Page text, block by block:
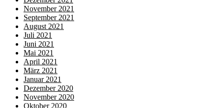
November 2021
September 2021
August 2021
Juli 2021
Juni 2021
Mai 2021
April 2021
März 2021
Januar 2021
Dezember 2020
November 2020
Oktober 2020